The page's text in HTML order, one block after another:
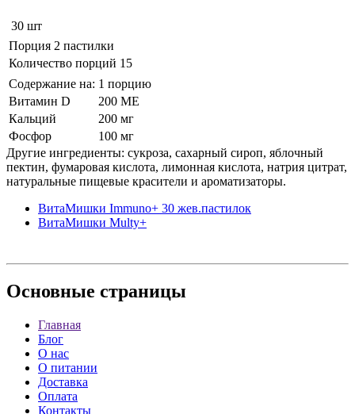
30 шт
Порция 2 пастилки
Количество порций 15
Содержание на: 1 порцию
Витамин D
200 МЕ
Кальций
200 мг
Фосфор
100 мг
Другие ингредиенты: сукроза, сахарный сироп, яблочный
пектин, фумаровая кислота, лимонная кислота, натрия цитрат,
натуральные пищевые красители и ароматизаторы.
ВитаМишки Immuno+ 30 жев.пастилок
ВитаМишки Multy+
Основные страницы
Главная
Блог
О нас
О питании
Доставка
Оплата
Контакты